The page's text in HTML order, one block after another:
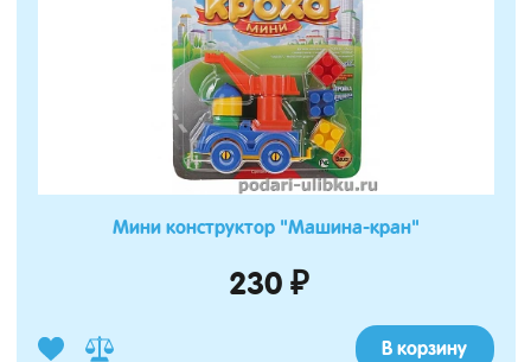
Мини конструктор "Машина-кран"
230 ₽
В корзину